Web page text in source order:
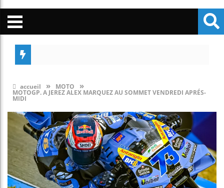
accueil » MOTO »
MOTOGP. A JEREZ ALEX MARQUEZ AU SOMMET VENDREDI APRÉS-
MIDI